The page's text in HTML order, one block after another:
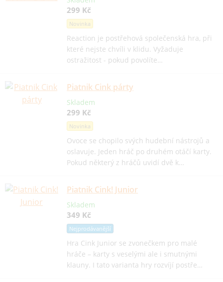
299 Kč
Novinka
Reaction je postřehová společenská hra, při
které nejste chvíli v klidu. Vyžaduje
ostražitost - pokud povolíte…
Piatnik Cink párty
Skladem
299 Kč
Novinka
Ovoce se chopilo svých hudební nástrojů a
oslavuje. Jeden hráč po druhém otáčí karty.
Pokud některý z hráčů uvidí dvě k…
Piatnik Cink! Junior
Skladem
349 Kč
Nejprodávanější
Hra Cink Junior se zvonečkem pro malé
hráče – karty s veselými ale i smutnými
klauny. I tato varianta hry rozvíjí postře…